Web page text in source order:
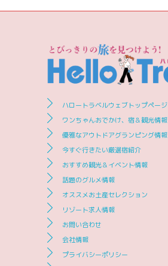
ハロートラベルウェブトップページ
ワンちゃんおでかけ、宿＆観光情報
優雅なアウトドアグランピング情報
今すぐ行きたい厳選宿紹介
おすすめ観光＆イベント情報
話題のグルメ情報
オススメお土産セレクション
リゾート求人情報
お問い合わせ
会社情報
プライバシーポリシー